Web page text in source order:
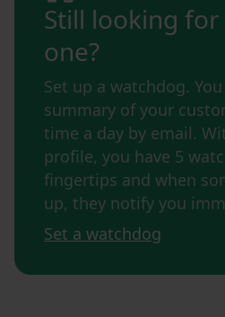
Still looking
one?
Set up a watchdog.
summary of your
time a day by email.
profile, you have 5
fingertips and when
up, they notify you
Set a watchdog